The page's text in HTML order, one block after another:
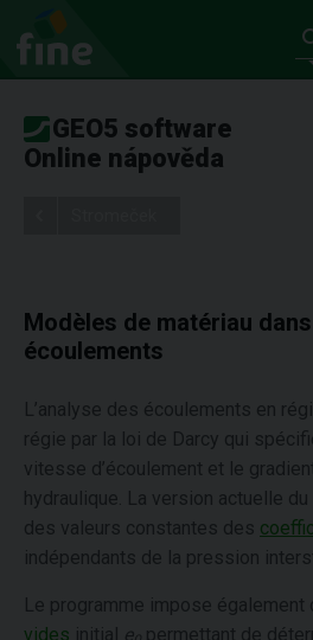
GEO5 software
Online nápověda
Modèles de matériau
écoulements
L’analyse des écoulements en
régie par la loi de Darcy qui
vitesse d’écoulement et le
hydraulique. La version actuelle
des valeurs constantes des
indépendants de la pression
Le programme impose également
vides initial e
permettant de